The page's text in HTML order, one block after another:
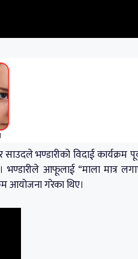
भण्डारीको विदाई कार्यक्रम
आफूलाई “माला मात्र
आयोजना गरेका थिए।